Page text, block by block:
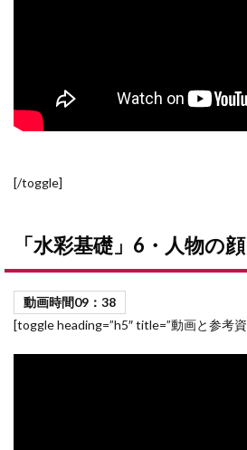
[/toggle]
「水彩基礎」6・人物の
動画時間09：38
[toggle heading=”h5″ title=”動画と参考